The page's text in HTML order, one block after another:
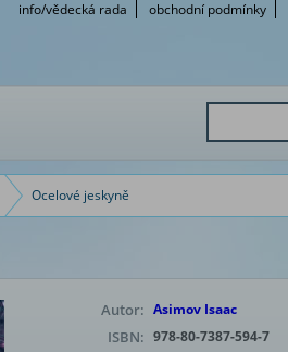
info/vědecká rada obchodní podmínky
Ocelové jeskyně
Autor: Asimov Isaac
ISBN: 978-80-7387-594-7